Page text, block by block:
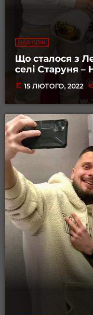
ЧАС СПІК
Що сталося з
селі Старуня –
today 15 ЛЮТОГО, 2022